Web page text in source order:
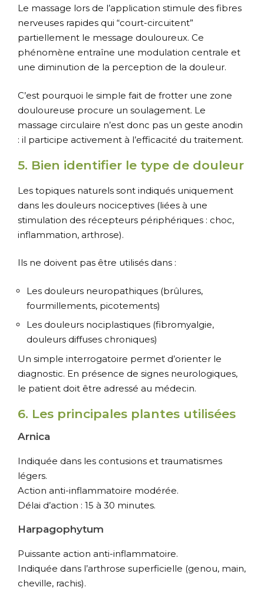
Le massage lors de l’application stimule des fibres
nerveuses rapides qui “court-circuitent”
partiellement le message douloureux. Ce
phénomène entraîne une modulation centrale et
une diminution de la perception de la douleur.
C’est pourquoi le simple fait de frotter une zone
douloureuse procure un soulagement. Le
massage circulaire n’est donc pas un geste anodin
: il participe activement à l’efficacité du traitement.
5. Bien identifier le type de douleur
Les topiques naturels sont indiqués uniquement
dans les douleurs nociceptives (liées à une
stimulation des récepteurs périphériques : choc,
inflammation, arthrose).
Ils ne doivent pas être utilisés dans :
Les douleurs neuropathiques (brûlures,
fourmillements, picotements)
Les douleurs nociplastiques (fibromyalgie,
douleurs diffuses chroniques)
Un simple interrogatoire permet d’orienter le
diagnostic. En présence de signes neurologiques,
le patient doit être adressé au médecin.
6. Les principales plantes utilisées
Arnica
Indiquée dans les contusions et traumatismes
légers.
Action anti-inflammatoire modérée.
Délai d’action : 15 à 30 minutes.
Harpagophytum
Puissante action anti-inflammatoire.
Indiquée dans l’arthrose superficielle (genou, main,
cheville, rachis).